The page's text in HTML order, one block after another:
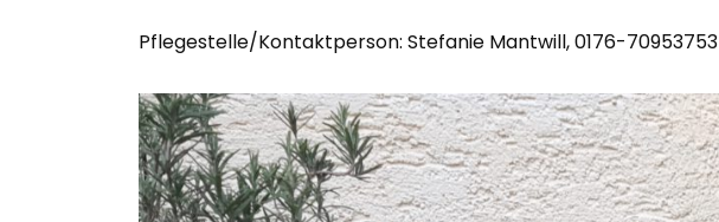
Pflegestelle/Kontaktperson: Stefanie Mantwill, 0176-70953753